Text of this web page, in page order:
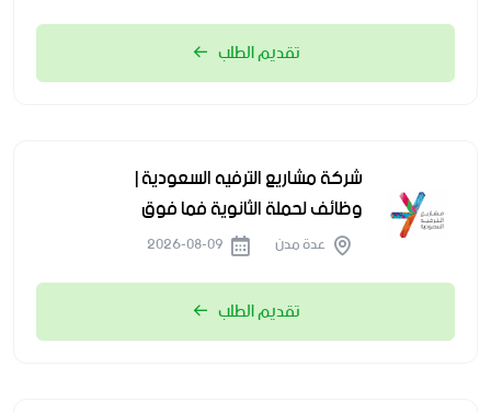
تقديم الطلب
شركة مشاريع الترفيه السعودية |
وظائف لحملة الثانوية فما فوق
عدة مدن
تقديم الطلب